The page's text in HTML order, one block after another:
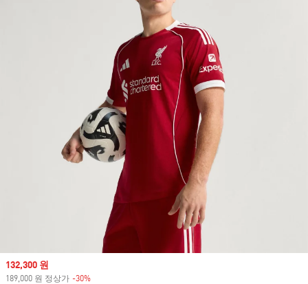
Sale price
132,300 원
189,000 원 정상가 -30%